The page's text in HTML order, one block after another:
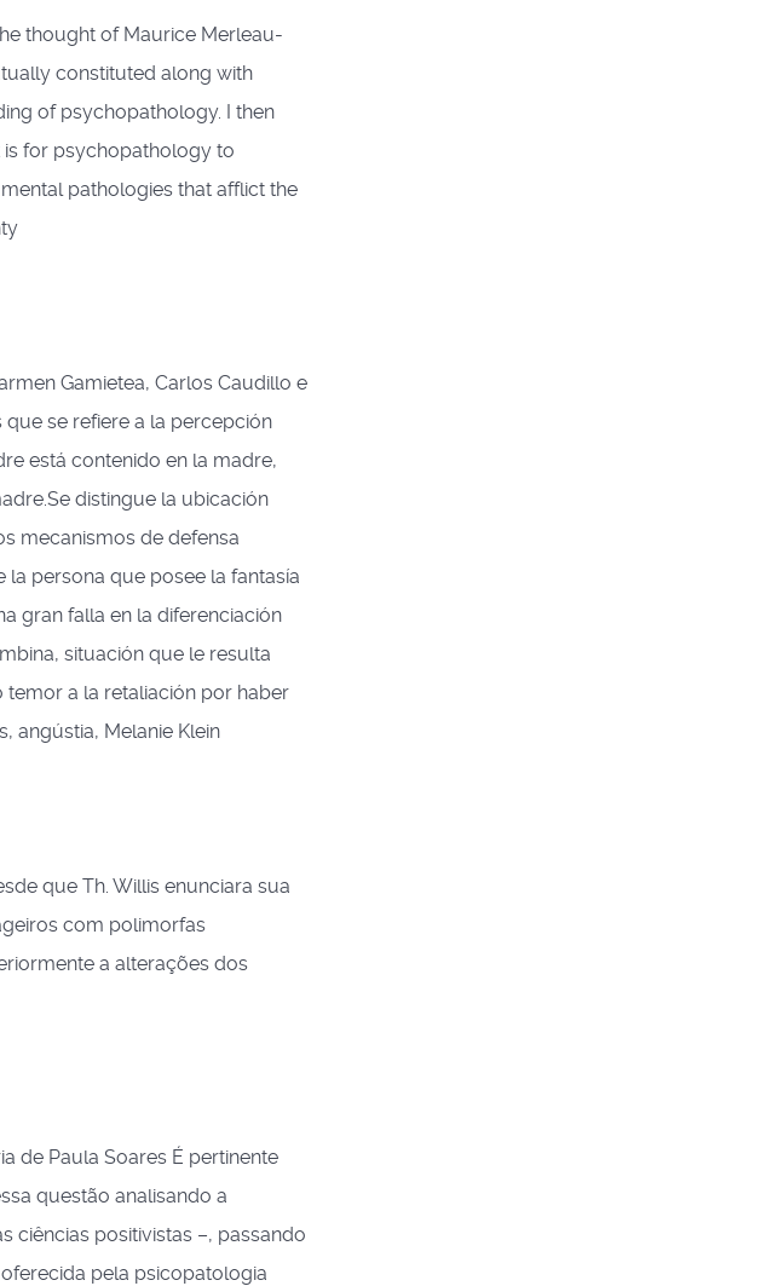
thought of Maurice Merleau-
constituted along with
of psychopathology. I then
for psychopathology to
pathologies that afflict the
Gamietea, Carlos Caudillo e
se refiere a la percepción
está contenido en la madre,
distingue la ubicación
mecanismos de defensa
persona que posee la fantasía
gran falla en la diferenciación
situación que le resulta
a la retaliación por haber
angústia, Melanie Klein
que Th. Willis enunciara sua
com polimorfas
a alterações dos
de Paula Soares É pertinente
questão analisando a
ciências positivistas –, passando
pela psicopatologia